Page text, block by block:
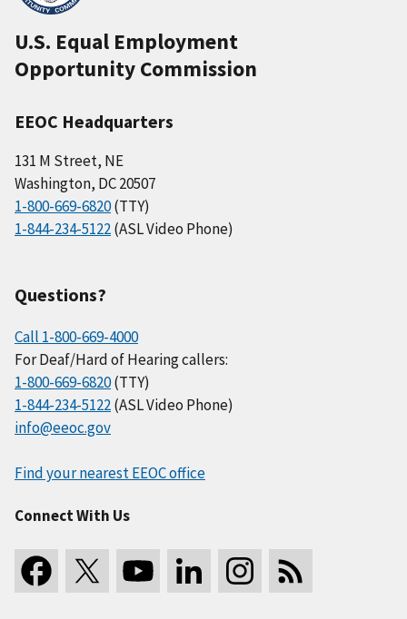
U.S. Equal Employment
Opportunity Commission
EEOC Headquarters
131 M Street, NE
Washington, DC 20507
1-800-669-6820(TTY)
1-844-234-5122(ASL Video Phone)
Questions?
Call 1-800-669-4000
For Deaf/Hard of Hearing callers:
1-800-669-6820(TTY)
1-844-234-5122(ASL Video Phone)
info@eeoc.gov
Find your nearest EEOC office
Connect With Us